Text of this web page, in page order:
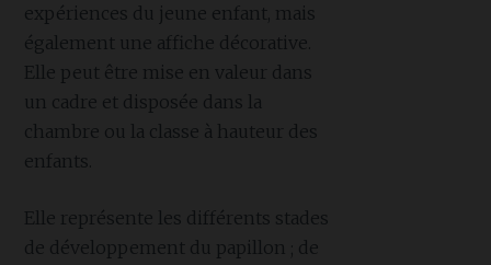
expériences du jeune enfant, mais
également une affiche décorative.
Elle peut être mise en valeur dans
un cadre et disposée dans la
chambre ou la classe à hauteur des
enfants.
Elle représente les différents stades
de développement du papillon ; de